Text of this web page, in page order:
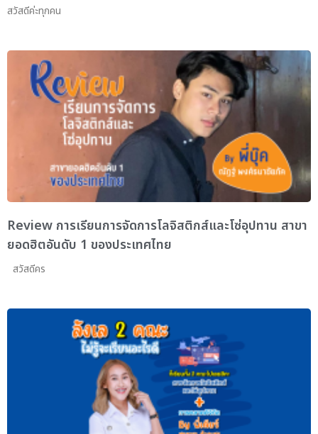
สวัสดีค่ะทุกคน
Review การเรียนการจัดการโลจิสติกส์และโซ่อุปทาน สาขา
ยอดฮิตอันดับ 1 ของประเทศไทย
สวัสดีคร